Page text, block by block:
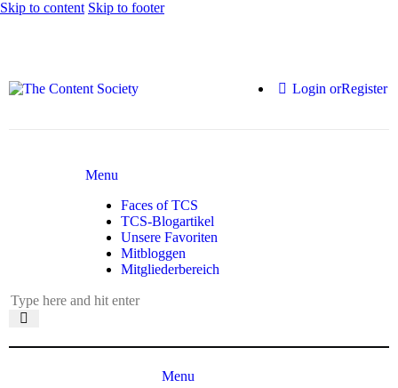
Skip to content Skip to footer
Login orRegister
Menu
Faces of TCS
TCS-Blogartikel
Unsere Favoriten
Mitbloggen
Mitgliederbereich
Menu